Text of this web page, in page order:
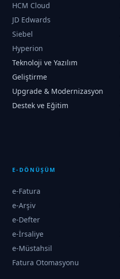
HCM Cloud
JD Edwards
Siebel
Hyperion
Teknoloji ve Yazılım
Geliştirme
Upgrade & Modernizasyon
Destek ve Eğitim
E-DÖNÜŞÜM
e-Fatura
e-Arşiv
e-Defter
e-İrsaliye
e-Müstahsil
Fatura Otomasyonu